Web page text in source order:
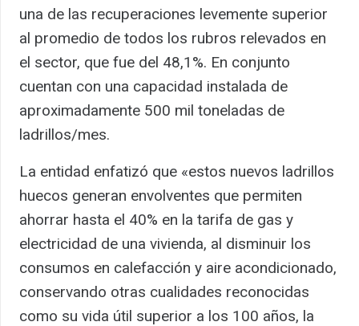
una de las recuperaciones levemente superior
al promedio de todos los rubros relevados en
el sector, que fue del 48,1%. En conjunto
cuentan con una capacidad instalada de
aproximadamente 500 mil toneladas de
ladrillos/mes.
La entidad enfatizó que «estos nuevos ladrillos
huecos generan envolventes que permiten
ahorrar hasta el 40% en la tarifa de gas y
electricidad de una vivienda, al disminuir los
consumos en calefacción y aire acondicionado,
conservando otras cualidades reconocidas
como su vida útil superior a los 100 años, la